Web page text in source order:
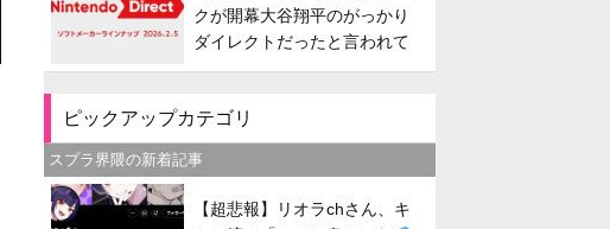
クが開幕大谷翔平のがっかり
ダイレクトだったと言われて
しまう
ピックアップカテゴリ
スプラ界隈の新着記事
【超悲報】リオラchさん、キ